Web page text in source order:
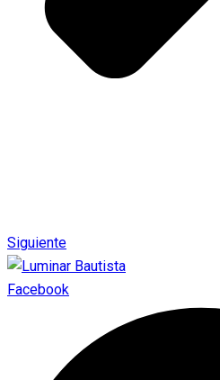
Siguiente
Facebook